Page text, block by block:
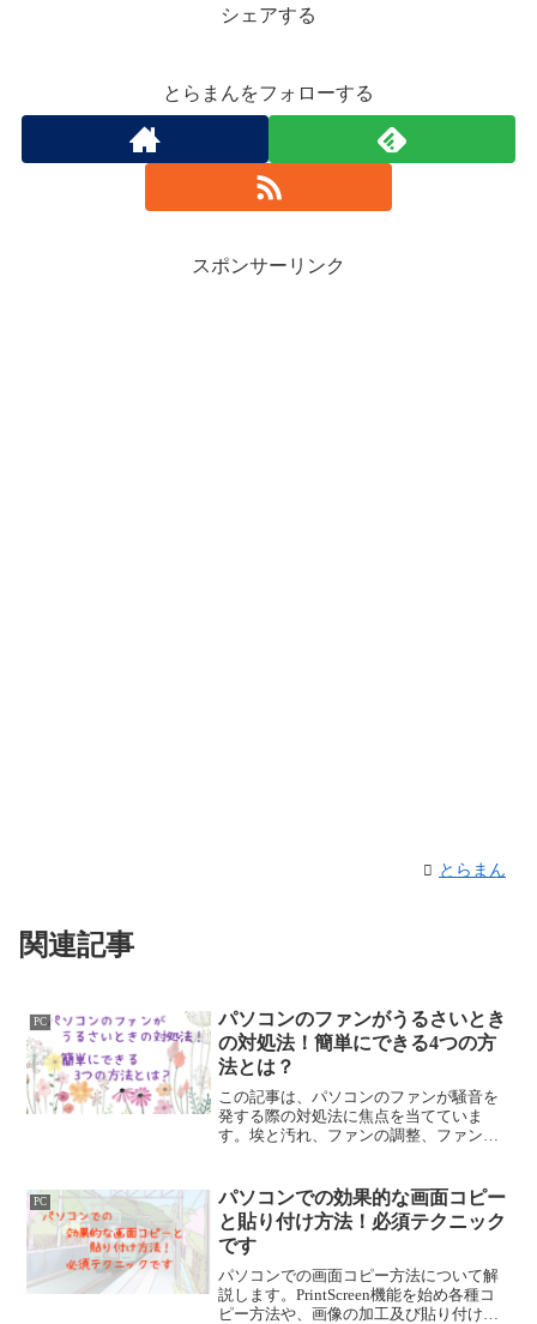
シェアする
とらまんをフォローする
スポンサーリンク
とらまん
関連記事
PC
パソコンのファンがうるさいとき
の対処法！簡単にできる4つの方
法とは？
この記事は、パソコンのファンが騒音を
発する際の対処法に焦点を当てていま
す。埃と汚れ、ファンの調整、ファンの
って引き起こされる騒音に悩むユーザー
に役立つ情報を提供しています。
PC
パソコンでの効果的な画面コピー
と貼り付け方法！必須テクニック
です
パソコンでの画面コピー方法について解
説します。PrintScreen機能を始め各種コ
ピー方法や、画像の加工及び貼り付け、